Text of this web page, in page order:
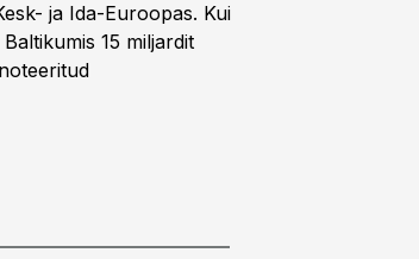
ja Ida-Euroopas. Kui
15 miljardit